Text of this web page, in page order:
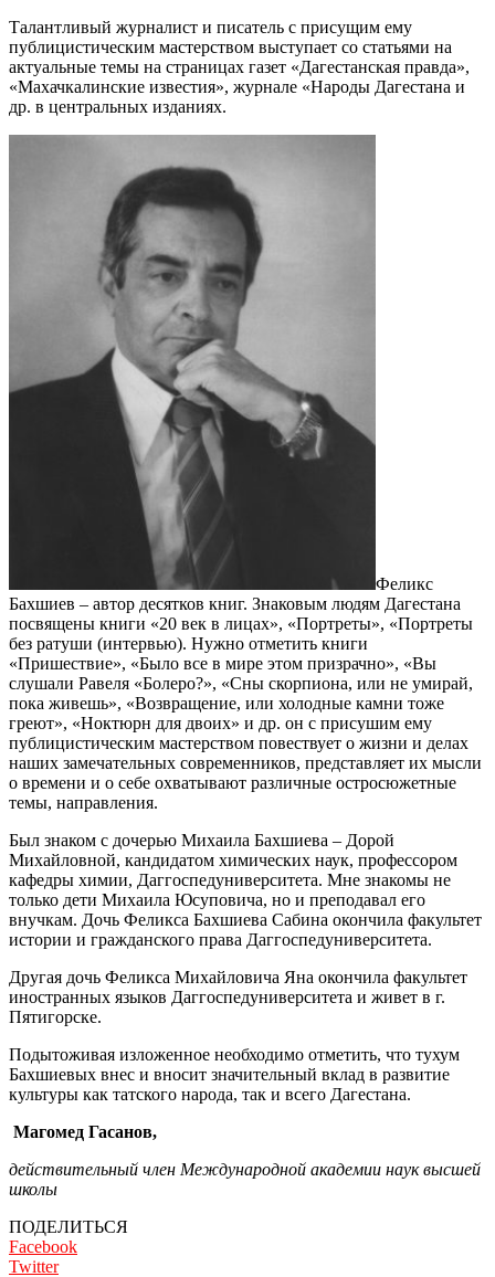
Талантливый журналист и писатель с присущим ему
публицистическим мастерством выступает со статьями на
актуальные темы на страницах газет «Дагестанская правда»,
«Махачкалинские известия», журнале «Народы Дагестана и
др. в центральных изданиях.
Феликс
Бахшиев – автор десятков книг. Знаковым людям Дагестана
посвящены книги «20 век в лицах», «Портреты», «Портреты
без ратуши (интервью). Нужно отметить книги
«Пришествие», «Было все в мире этом призрачно», «Вы
слушали Равеля «Болеро?», «Сны скорпиона, или не умирай,
пока живешь», «Возвращение, или холодные камни тоже
греют», «Ноктюрн для двоих» и др. он с присушим ему
публицистическим мастерством повествует о жизни и делах
наших замечательных современников, представляет их мысли
о времени и о себе охватывают различные остросюжетные
темы, направления.
Был знаком с дочерью Михаила Бахшиева – Дорой
Михайловной, кандидатом химических наук, профессором
кафедры химии, Даггоспедуниверситета. Мне знакомы не
только дети Михаила Юсуповича, но и преподавал его
внучкам. Дочь Феликса Бахшиева Сабина окончила факультет
истории и гражданского права Даггоспедуниверситета.
Другая дочь Феликса Михайловича Яна окончила факультет
иностранных языков Даггоспедуниверситета и живет в г.
Пятигорске.
Подытоживая изложенное необходимо отметить, что тухум
Бахшиевых внес и вносит значительный вклад в развитие
культуры как татского народа, так и всего Дагестана.
Магомед Гасанов,
действительный член Международной академии наук высшей
школы
ПОДЕЛИТЬСЯ
Facebook
Twitter